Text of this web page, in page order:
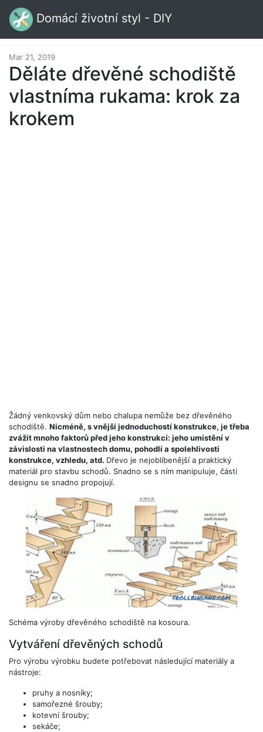
Domácí životní styl - DIY
Mar 21, 2019
Děláte dřevěné schodiště
vlastníma rukama: krok za
krokem
Žádný venkovský dům nebo chalupa nemůže bez dřevěného
schodiště. Nicméně, s vnější jednoduchostí konstrukce, je třeba
zvážit mnoho faktorů před jeho konstrukcí: jeho umístění v
závislosti na vlastnostech domu, pohodlí a spolehlivosti
konstrukce, vzhledu, atd. Dřevo je nejoblíbenější a praktický
materiál pro stavbu schodů. Snadno se s ním manipuluje, části
designu se snadno propojují.
Schéma výroby dřevěného schodiště na kosoura.
Vytváření dřevěných schodů
Pro výrobu výrobku budete potřebovat následující materiály a
nástroje:
pruhy a nosníky;
samořezné šrouby;
kotevní šrouby;
sekáče;